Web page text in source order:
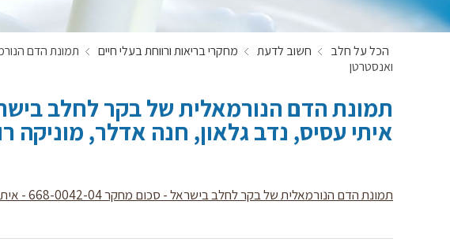
הכל על חלב חשוב לדעת מחקרי בריאות ורווחת בעלי חיים
ואנסטרטן
איתי עסיס, נדב גלאון, חנה אדלר, מוניקה
תמונת הדם הנורמאלית של בקר לחלב בישראל - סכום מחקר 668-0042-04 - איתי עסיס, נדב גלאון, חנה אדלר, מוניקה רוול, מיכאל ואנסטרטן